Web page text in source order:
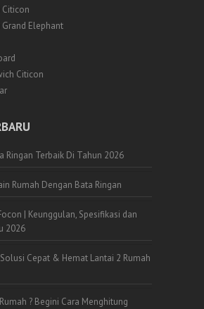
Citicon
Elephant
Citicon
Ringan Terbaik Di Tahun 2026
Rumah Dengan Bata Ringan
| Keunggulan, Spesifikasi dan
2026
Cepat & Hemat Lantai 2 Rumah
? Begini Cara Menghitung